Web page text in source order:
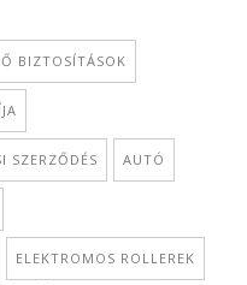
BIZTOSÍTÁSOK
SZERZŐDÉS AUTÓ
ELEKTROMOS ROLLEREK